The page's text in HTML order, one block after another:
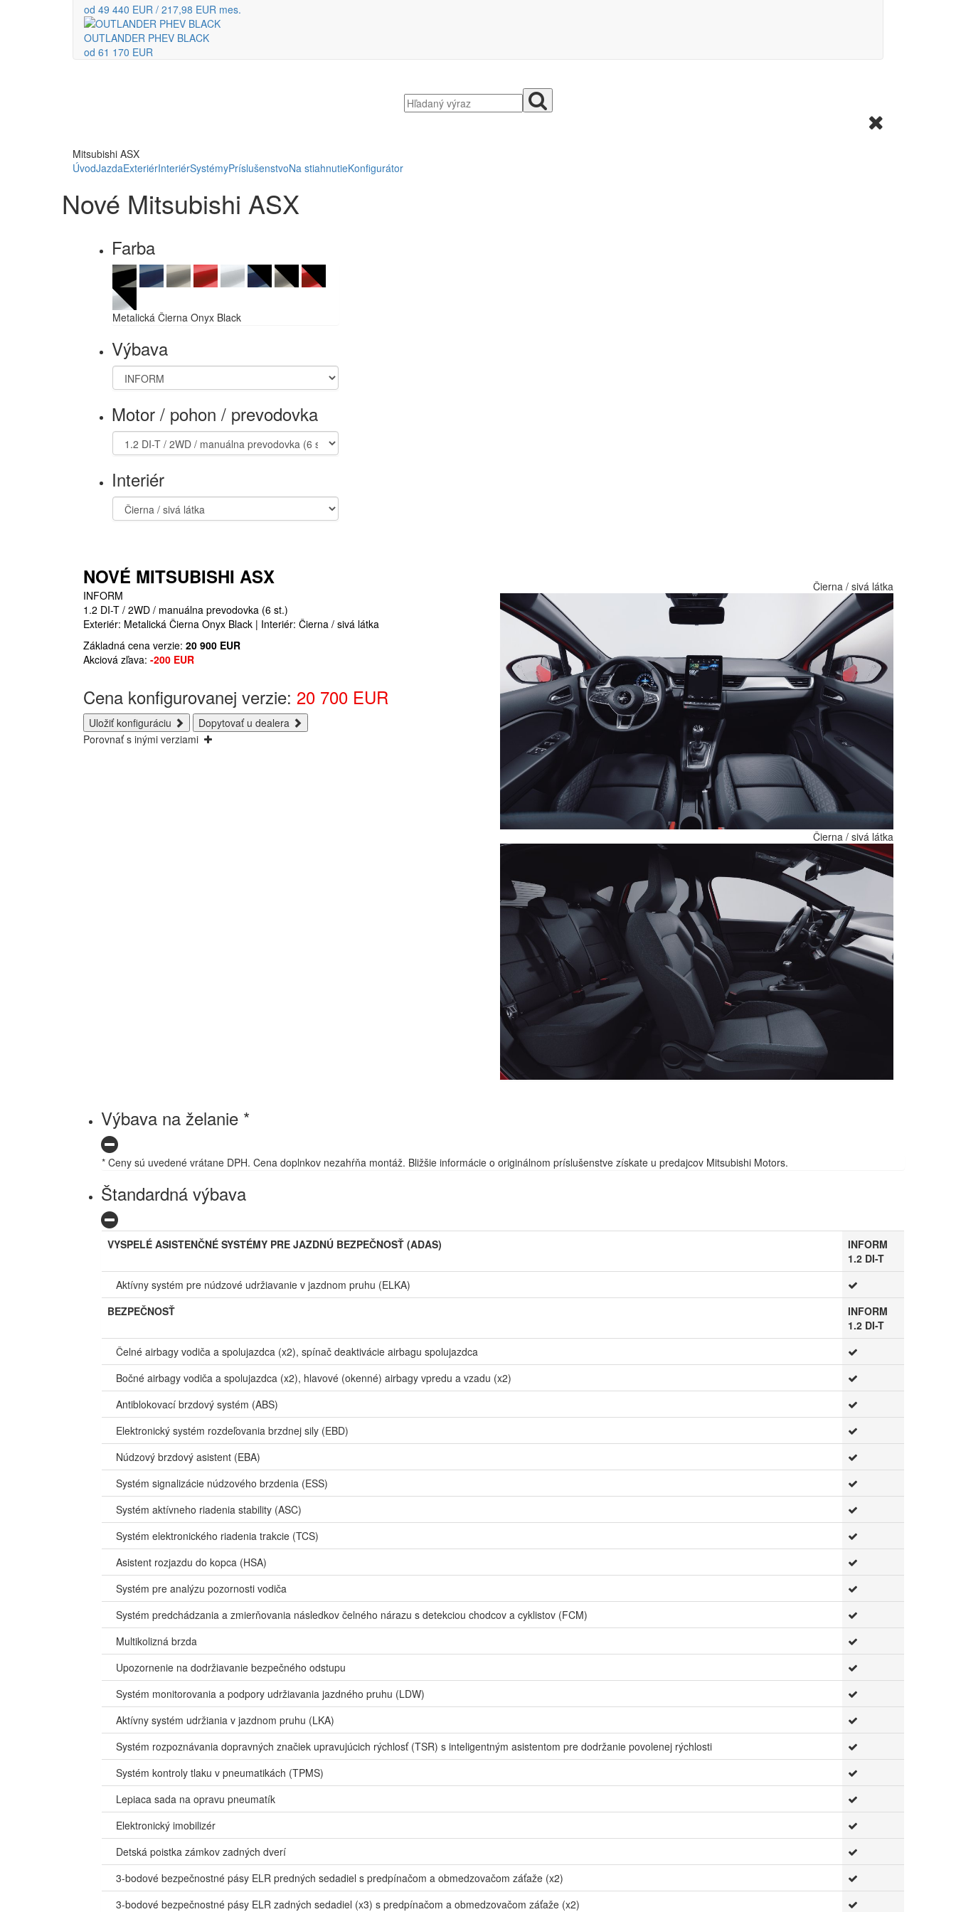
od 49 440 EUR / 217,98 EUR mes.
OUTLANDER PHEV BLACK
od 61 170 EUR
Mitsubishi ASX
ÚvodJazdaExteriérInteriérSystémyPríslušenstvoNa stiahnutieKonfigurátor
Nové Mitsubishi ASX
Farba
Metalická Čierna Onyx Black
Výbava
Motor / pohon / prevodovka
Interiér
NOVÉ MITSUBISHI ASX
INFORM
1.2 DI-T / 2WD / manuálna prevodovka (6 st.)
Exteriér: Metalická Čierna Onyx Black | Interiér: Čierna / sivá látka
Základná cena verzie: 20 900 EUR
Akciová zľava: -200 EUR
Cena konfigurovanej verzie: 20 700 EUR
Uložiť konfiguráciu
Dopytovať u dealera
Porovnať s inými verziami
Čierna / sivá látka
Čierna / sivá látka
Výbava na želanie *
* Ceny sú uvedené vrátane DPH. Cena doplnkov nezahŕňa montáž. Bližšie informácie o originálnom príslušenstve získate u predajcov Mitsubishi Motors.
Štandardná výbava
VYSPELÉ ASISTENČNÉ SYSTÉMY PRE JAZDNÚ BEZPEČNOSŤ (ADAS)
INFORM
1.2 DI-T
Aktívny systém pre núdzové udržiavanie v jazdnom pruhu (ELKA)
BEZPEČNOSŤ
INFORM
1.2 DI-T
Čelné airbagy vodiča a spolujazdca (x2), spínač deaktivácie airbagu spolujazdca
Bočné airbagy vodiča a spolujazdca (x2), hlavové (okenné) airbagy vpredu a vzadu (x2)
Antiblokovací brzdový systém (ABS)
Elektronický systém rozdeľovania brzdnej sily (EBD)
Núdzový brzdový asistent (EBA)
Systém signalizácie núdzového brzdenia (ESS)
Systém aktívneho riadenia stability (ASC)
Systém elektronického riadenia trakcie (TCS)
Asistent rozjazdu do kopca (HSA)
Systém pre analýzu pozornosti vodiča
Systém predchádzania a zmierňovania následkov čelného nárazu s detekciou chodcov a cyklistov (FCM)
Multikolizná brzda
Upozornenie na dodržiavanie bezpečného odstupu
Systém monitorovania a podpory udržiavania jazdného pruhu (LDW)
Aktívny systém udržiania v jazdnom pruhu (LKA)
Systém rozpoznávania dopravných značiek upravujúcich rýchlosť (TSR) s inteligentným asistentom pre dodržanie povolenej rýchlosti
Systém kontroly tlaku v pneumatikách (TPMS)
Lepiaca sada na opravu pneumatík
Elektronický imobilizér
Detská poistka zámkov zadných dverí
3-bodové bezpečnostné pásy ELR predných sedadiel s predpínačom a obmedzovačom záťaže (x2)
3-bodové bezpečnostné pásy ELR zadných sedadiel (x3) s predpínačom a obmedzovačom záťaže (x2)